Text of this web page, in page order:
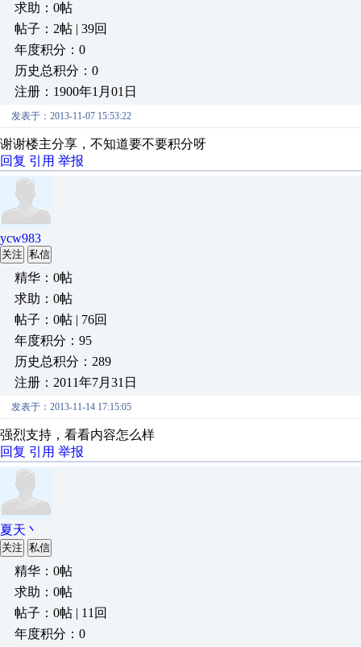
求助：0帖
帖子：2帖 | 39回
年度积分：0
历史总积分：0
注册：1900年1月01日
发表于：2013-11-07 15:53:22
谢谢楼主分享，不知道要不要积分呀
回复 引用 举报
ycw983
关注 私信
精华：0帖
求助：0帖
帖子：0帖 | 76回
年度积分：95
历史总积分：289
注册：2011年7月31日
发表于：2013-11-14 17:15:05
强烈支持，看看内容怎么样
回复 引用 举报
夏天丶
关注 私信
精华：0帖
求助：0帖
帖子：0帖 | 11回
年度积分：0